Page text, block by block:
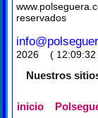
reservados
2026 ( 12:09:32
Nuestros
inicio